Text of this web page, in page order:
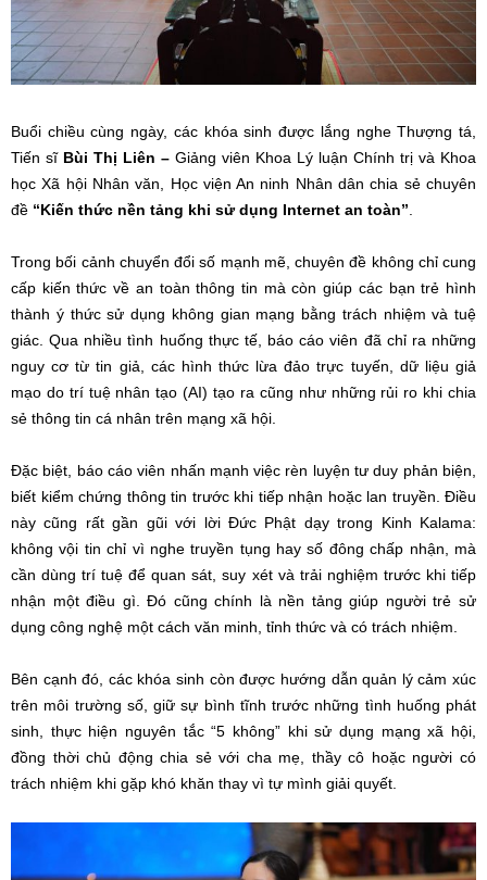
Buổi chiều cùng ngày, các khóa sinh được lắng nghe Thượng tá,
Tiến sĩ Bùi Thị Liên – Giảng viên Khoa Lý luận Chính trị và Khoa
học Xã hội Nhân văn, Học viện An ninh Nhân dân chia sẻ chuyên
đề “Kiến thức nền tảng khi sử dụng Internet an toàn”.
Trong bối cảnh chuyển đổi số mạnh mẽ, chuyên đề không chỉ cung
cấp kiến thức về an toàn thông tin mà còn giúp các bạn trẻ hình
thành ý thức sử dụng không gian mạng bằng trách nhiệm và tuệ
giác. Qua nhiều tình huống thực tế, báo cáo viên đã chỉ ra những
nguy cơ từ tin giả, các hình thức lừa đảo trực tuyến, dữ liệu giả
mạo do trí tuệ nhân tạo (AI) tạo ra cũng như những rủi ro khi chia
sẻ thông tin cá nhân trên mạng xã hội.
Đặc biệt, báo cáo viên nhấn mạnh việc rèn luyện tư duy phản biện,
biết kiểm chứng thông tin trước khi tiếp nhận hoặc lan truyền. Điều
này cũng rất gần gũi với lời Đức Phật dạy trong Kinh Kalama:
không vội tin chỉ vì nghe truyền tụng hay số đông chấp nhận, mà
cần dùng trí tuệ để quan sát, suy xét và trải nghiệm trước khi tiếp
nhận một điều gì. Đó cũng chính là nền tảng giúp người trẻ sử
dụng công nghệ một cách văn minh, tỉnh thức và có trách nhiệm.
Bên cạnh đó, các khóa sinh còn được hướng dẫn quản lý cảm xúc
trên môi trường số, giữ sự bình tĩnh trước những tình huống phát
sinh, thực hiện nguyên tắc “5 không” khi sử dụng mạng xã hội,
đồng thời chủ động chia sẻ với cha mẹ, thầy cô hoặc người có
trách nhiệm khi gặp khó khăn thay vì tự mình giải quyết.